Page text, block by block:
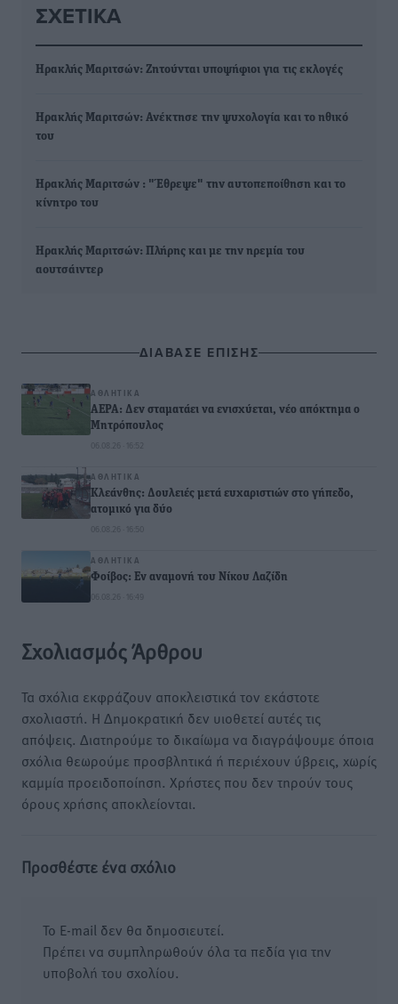
ΣΧΕΤΙΚΆ
Ηρακλής Μαριτσών: Ζητούνται υποψήφιοι για τις εκλογές
Ηρακλής Μαριτσών: Ανέκτησε την ψυχολογία και το ηθικό
του
Ηρακλής Μαριτσών : "Έθρεψε" την αυτοπεποίθηση και το
κίνητρο του
Ηρακλής Μαριτσών: Πλήρης και με την ηρεμία του
αουτσάιντερ
ΔΙΑΒΑΣΕ ΕΠΙΣΗΣ
ΑΘΛΗΤΙΚΆ
ΑΕΡΑ: Δεν σταματάει να ενισχύεται, νέο απόκτημα ο
Μητρόπουλος
06.08.26 · 16:52
ΑΘΛΗΤΙΚΆ
Κλεάνθης: Δουλειές μετά ευχαριστιών στο γήπεδο,
ατομικό για δύο
06.08.26 · 16:50
ΑΘΛΗΤΙΚΆ
Φοίβος: Εν αναμονή του Νίκου Λαζίδη
06.08.26 · 16:49
Σχολιασμός Άρθρου
Τα σχόλια εκφράζουν αποκλειστικά τον εκάστοτε
σχολιαστή. Η Δημοκρατική δεν υιοθετεί αυτές τις
απόψεις. Διατηρούμε το δικαίωμα να διαγράψουμε όποια
σχόλια θεωρούμε προσβλητικά ή περιέχουν ύβρεις, χωρίς
καμμία προειδοποίηση. Χρήστες που δεν τηρούν τους
όρους χρήσης αποκλείονται.
Προσθέστε ένα σχόλιο
Το E-mail δεν θα δημοσιευτεί.
Πρέπει να συμπληρωθούν όλα τα πεδία για την
υποβολή του σχολίου.